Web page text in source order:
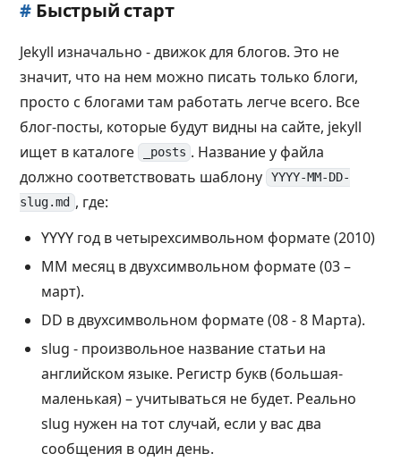
# Быстрый старт
Jekyll изначально - движок для блогов. Это не
значит, что на нем можно писать только блоги,
просто с блогами там работать легче всего. Все
блог-посты, которые будут видны на сайте, jekyll
ищет в каталоге
_posts . Название у файла
должно соответствовать шаблону YYYY-MM-DD-
slug.md , где:
YYYY год в четырехсимвольном формате (2010)
MM месяц в двухсимвольном формате (03 –
март).
DD в двухсимвольном формате (08 - 8 Марта).
slug - произвольное название статьи на
английском языке. Регистр букв (большая-
маленькая) – учитываться не будет. Реально
slug нужен на тот случай, если у вас два
сообщения в один день.